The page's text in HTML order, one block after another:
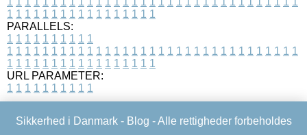
1 1 1 1 1 1 1 1 1 1 1 1 1 1 1 1 1
PARALLELS:
1 1 1 1 1 1 1 1 1 1
1 1 1 1 1 1 1 1 1 1 1 1 1 1 1 1 1 1 1 1 1 1 1 1 1 1 1 1 1 1 1 1 1
1 1 1 1 1 1 1 1 1 1 1 1 1 1 1 1 1
URL PARAMETER:
1 1 1 1 1 1 1 1 1 1
Sikkerhed i Danmark - Blog - Alle rettigheder forbeholdes